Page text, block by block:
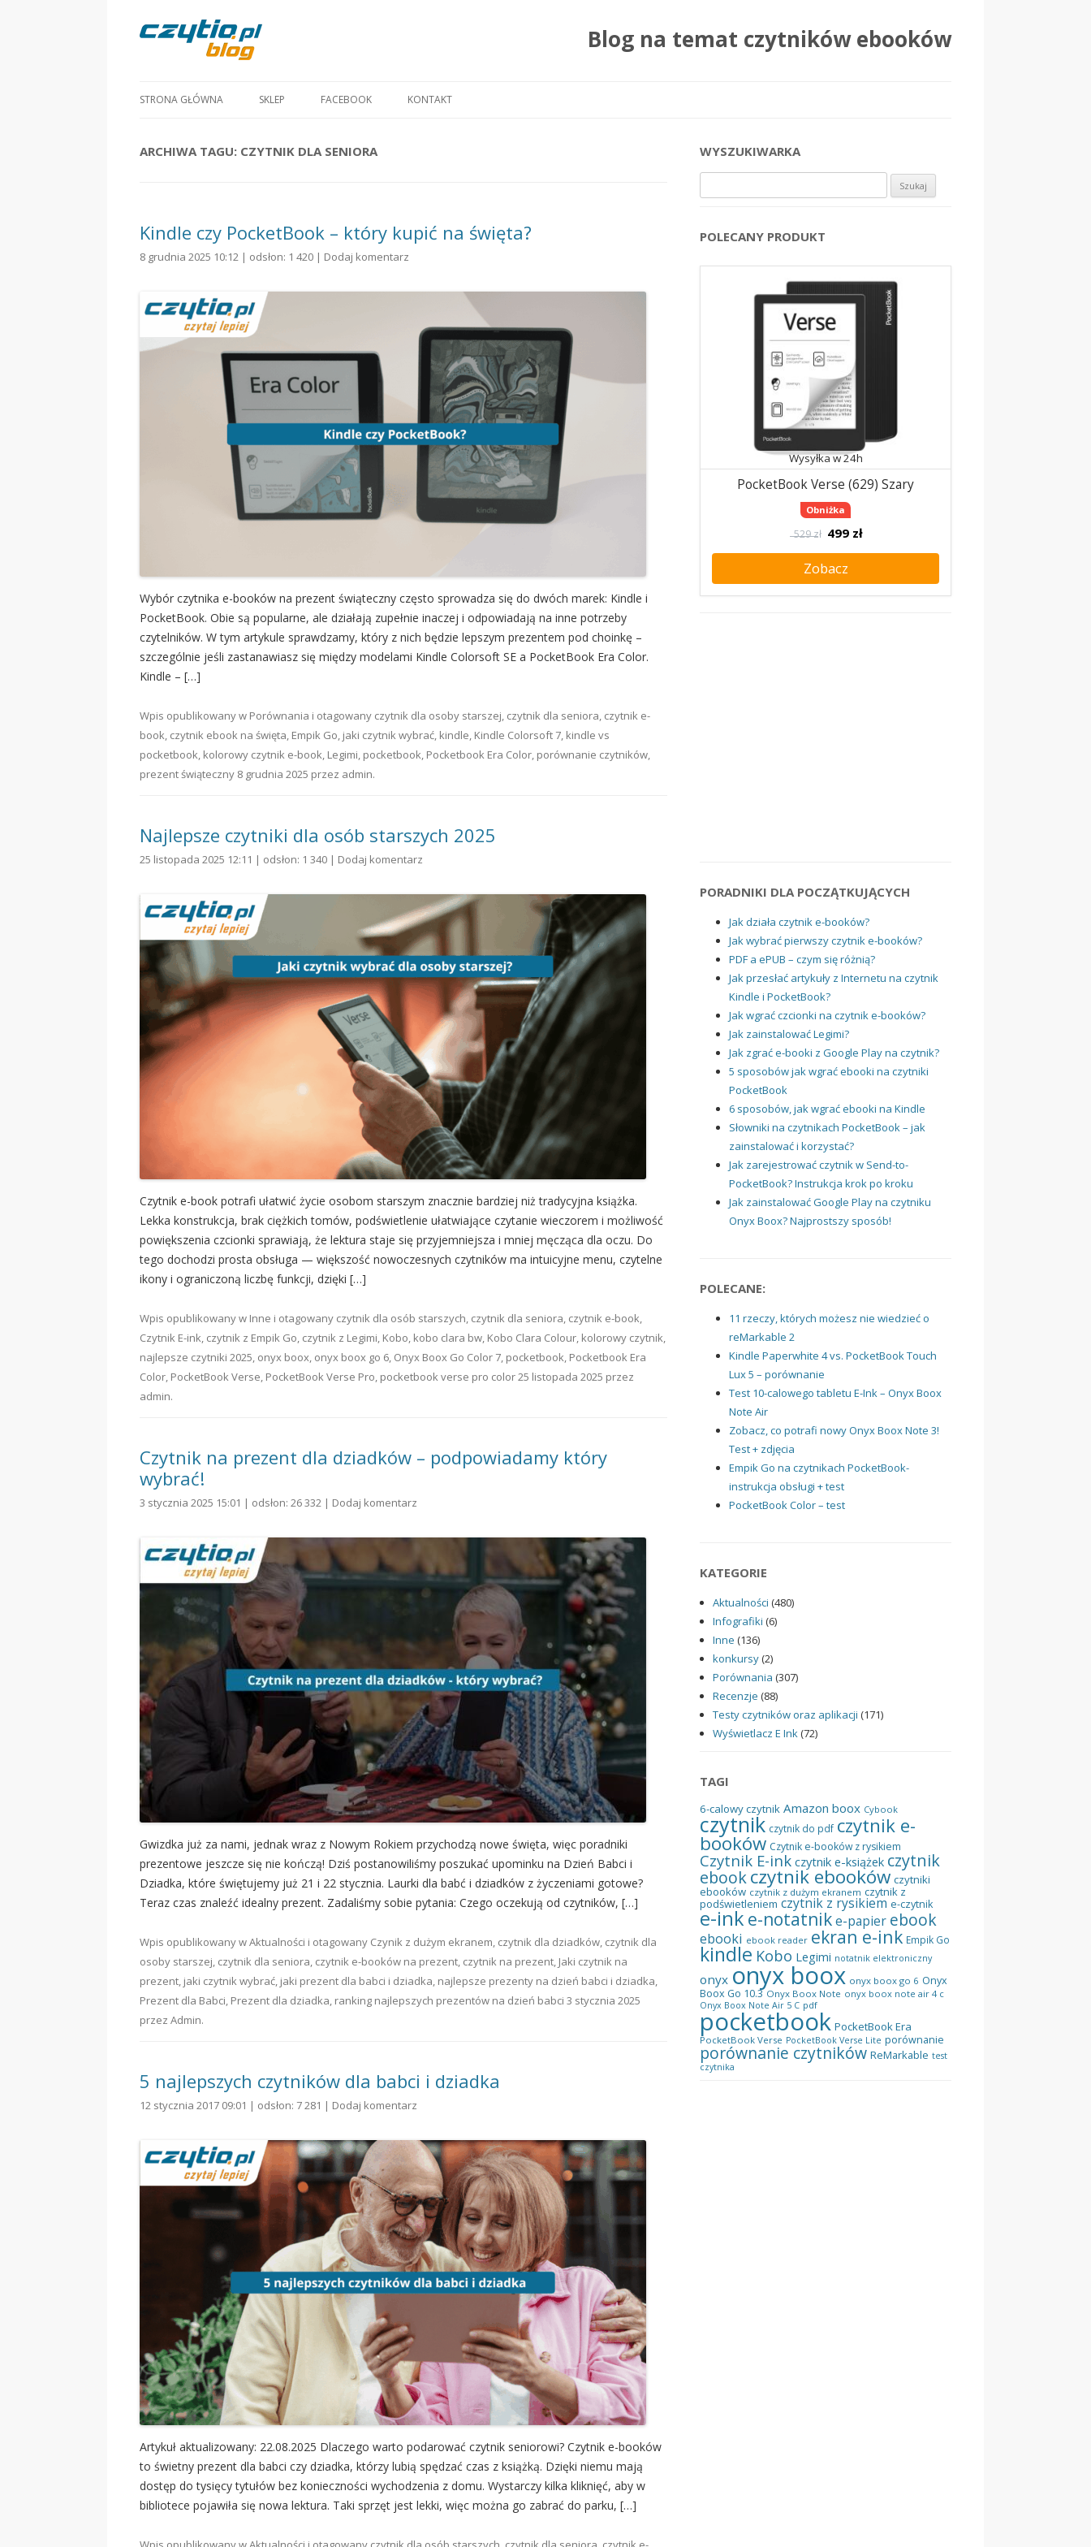
Blog na temat czytników ebooków
STRONA GŁÓWNA SKLEP FACEBOOK KONTAKT
ARCHIWA TAGU: CZYTNIK DLA SENIORA
Kindle czy PocketBook – który kupić na święta?
8 grudnia 2025 10:12 | odsłon: 1 420 | Dodaj komentarz
Wybór czytnika e-booków na prezent świąteczny często sprowadza się do dwóch marek: Kindle i
PocketBook. Obie są popularne, ale działają zupełnie inaczej i odpowiadają na inne potrzeby
czytelników. W tym artykule sprawdzamy, który z nich będzie lepszym prezentem pod choinkę –
szczególnie jeśli zastanawiasz się między modelami Kindle Colorsoft SE a PocketBook Era Color.
Kindle – […]
Wpis opublikowany w Porównania i otagowany czytnik dla osoby starszej, czytnik dla seniora, czytnik e-
book, czytnik ebook na święta, Empik Go, jaki czytnik wybrać, kindle, Kindle Colorsoft 7, kindle vs
pocketbook, kolorowy czytnik e-book, Legimi, pocketbook, Pocketbook Era Color, porównanie czytników,
prezent świąteczny 8 grudnia 2025 przez admin.
Najlepsze czytniki dla osób starszych 2025
25 listopada 2025 12:11 | odsłon: 1 340 | Dodaj komentarz
Czytnik e-book potrafi ułatwić życie osobom starszym znacznie bardziej niż tradycyjna książka.
Lekka konstrukcja, brak ciężkich tomów, podświetlenie ułatwiające czytanie wieczorem i możliwość
powiększenia czcionki sprawiają, że lektura staje się przyjemniejsza i mniej męcząca dla oczu. Do
tego dochodzi prosta obsługa — większość nowoczesnych czytników ma intuicyjne menu, czytelne
ikony i ograniczoną liczbę funkcji, dzięki […]
Wpis opublikowany w Inne i otagowany czytnik dla osób starszych, czytnik dla seniora, czytnik e-book,
Czytnik E-ink, czytnik z Empik Go, czytnik z Legimi, Kobo, kobo clara bw, Kobo Clara Colour, kolorowy czytnik,
najlepsze czytniki 2025, onyx boox, onyx boox go 6, Onyx Boox Go Color 7, pocketbook, Pocketbook Era
Color, PocketBook Verse, PocketBook Verse Pro, pocketbook verse pro color25 listopada 2025 przez
admin.
Czytnik na prezent dla dziadków – podpowiadamy który
wybrać!
3 stycznia 2025 15:01 | odsłon: 26 332 | Dodaj komentarz
Gwizdka już za nami, jednak wraz z Nowym Rokiem przychodzą nowe święta, więc poradniki
prezentowe jeszcze się nie kończą! Dziś postanowiliśmy poszukać upominku na Dzień Babci i
Dziadka, które świętujemy już 21 i 22 stycznia. Laurki dla babć i dziadków z życzeniami gotowe?
Teraz czas znaleźć idealny prezent. Zadaliśmy sobie pytania: Czego oczekują od czytników, […]
Wpis opublikowany wAktualności i otagowany Czynik z dużym ekranem, czytnik dla dziadków, czytnik dla
osoby starszej, czytnik dla seniora, czytnik e-booków na prezent, czytnik na prezent, Jaki czytnik na
prezent, jaki czytnik wybrać, jaki prezent dla babci i dziadka, najlepsze prezenty na dzień babci i dziadka,
Prezent dla Babci, Prezent dla dziadka, ranking najlepszych prezentów na dzień babci 3 stycznia 2025
przez Admin.
5 najlepszych czytników dla babci i dziadka
12 stycznia 2017 09:01 | odsłon: 7 281 | Dodaj komentarz
Artykuł aktualizowany: 22.08.2025 Dlaczego warto podarować czytnik seniorowi? Czytnik e-booków
to świetny prezent dla babci czy dziadka, którzy lubią spędzać czas z książką. Dzięki niemu mają
dostęp do tysięcy tytułów bez konieczności wychodzenia z domu. Wystarczy kilka kliknięć, aby w
bibliotece pojawiła się nowa lektura. Taki sprzęt jest lekki, więc można go zabrać do parku, […]
WYSZUKIWARKA
POLECANY PRODUKT
Wysyłka w 24h
PocketBook Verse (629) Szary
Obniżka
529 zł 499 zł
Zobacz
PORADNIKI DLA POCZĄTKUJĄCYCH
Jak działa czytnik e-booków?
Jak wybrać pierwszy czytnik e-booków?
PDF a ePUB – czym się różnią?
Jak przesłać artykuły z Internetu na czytnik
Kindle i PocketBook?
Jak wgrać czcionki na czytnik e-booków?
Jak zainstalować Legimi?
Jak zgrać e-booki z Google Play na czytnik?
5 sposobów jak wgrać ebooki na czytniki
PocketBook
6 sposobów, jak wgrać ebooki na Kindle
Słowniki na czytnikach PocketBook – jak
zainstalować i korzystać?
Jak zarejestrować czytnik w Send-to-
PocketBook? Instrukcja krok po kroku
Jak zainstalować Google Play na czytniku
Onyx Boox? Najprostszy sposób!
POLECANE:
11 rzeczy, których możesz nie wiedzieć o
reMarkable 2
Kindle Paperwhite 4 vs. PocketBook Touch
Lux 5 – porównanie
Test 10-calowego tabletu E-Ink – Onyx Boox
Note Air
Zobacz, co potrafi nowy Onyx Boox Note 3!
Test + zdjęcia
Empik Go na czytnikach PocketBook-
instrukcja obsługi + test
PocketBook Color – test
KATEGORIE
Aktualności (480)
Infografiki (6)
Inne (136)
konkursy(2)
Porównania (307)
Recenzje (88)
Testy czytników oraz aplikacji (171)
Wyświetlacz E Ink(72)
TAGI
6-calowy czytnik Amazon boox Cybook
czytnik czytnik do pdf czytnik e-
booków Czytnik e-booków z rysikiem
Czytnik E-ink czytnik e-książek czytnik
ebookczytnik ebooków czytniki
ebooków czytnik z dużym ekranem czytnik z
podświetleniem czytnik z rysikiem e-czytnik
e-ink e-notatnike-papier ebook
ebooki ebook reader ekran e-ink Empik Go
kindle Kobo Legimi notatnik elektroniczny
onyx onyx boox onyx boox go 6 Onyx
Boox Go 10.3 Onyx Boox Note onyx boox note air 4 c
Onyx Boox Note Air 5 C pdf
pocketbook PocketBook Era
PocketBook Verse PocketBook Verse Lite porównanie
porównanie czytników ReMarkable test
czytnika